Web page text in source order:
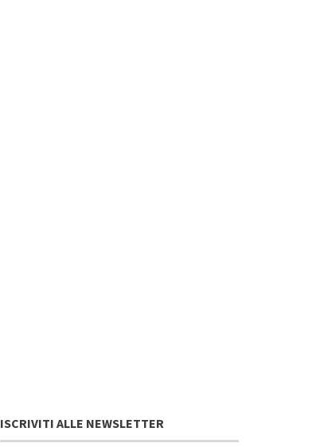
ISCRIVITI ALLE NEWSLETTER